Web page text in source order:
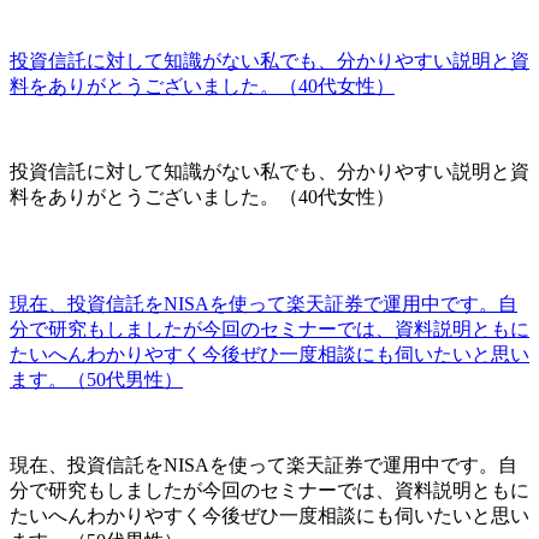
投資信託に対して知識がない私でも、分かりやすい説明と資
料をありがとうございました。（40代女性）
投資信託に対して知識がない私でも、分かりやすい説明と資
料をありがとうございました。（40代女性）
現在、投資信託をNISAを使って楽天証券で運用中です。自
分で研究もしましたが今回のセミナーでは、資料説明ともに
たいへんわかりやすく今後ぜひ一度相談にも伺いたいと思い
ます。（50代男性）
現在、投資信託をNISAを使って楽天証券で運用中です。自
分で研究もしましたが今回のセミナーでは、資料説明ともに
たいへんわかりやすく今後ぜひ一度相談にも伺いたいと思い